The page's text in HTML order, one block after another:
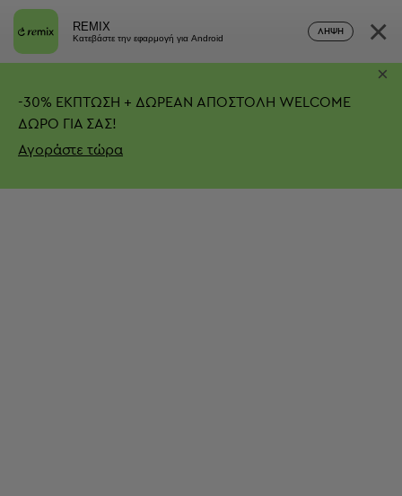
REMIX
Κατεβάστε την εφαρμογή για Android
ΛΉΨΗ ×
-30% ΕΚΠΤΩΣΗ + ΔΩΡΕΑΝ ΑΠΟΣΤΟΛΗ WELCOME
ΔΩΡΟ ΓΙΑ ΣΑΣ!
Αγοράστε τώρα
×